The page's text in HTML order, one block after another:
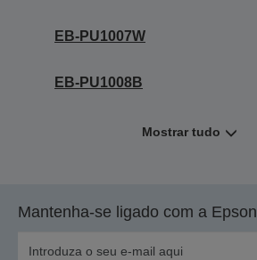
EB-PU1007W
EB-PU1008B
Mostrar tudo
Mantenha-se ligado com a Epson